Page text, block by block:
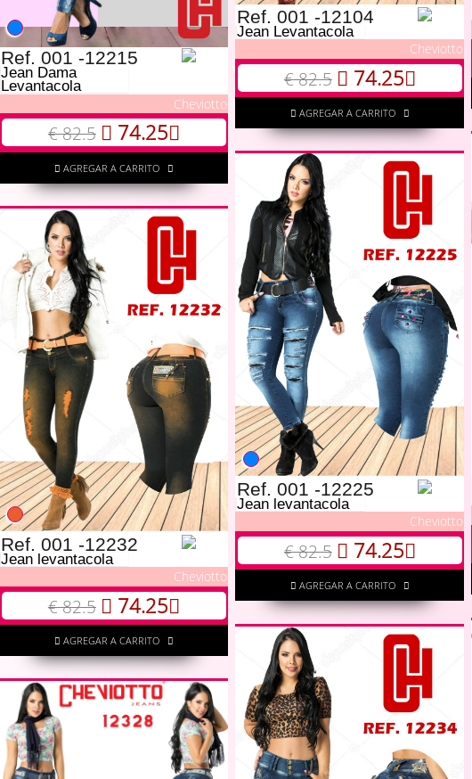
Ref. 001 -12215
Jean Dama
Levantacola
Cheviotto
€ 82.5 74.25
AGREGAR A CARRITO
Ref. 001 -12104
Jean Levantacola
Cheviotto
€ 82.5 74.25
AGREGAR A CARRITO
Ref. 001 -12225
Jean levantacola
Cheviotto
€ 82.5 74.25
AGREGAR A CARRITO
Ref. 001 -12232
Jean levantacola
Cheviotto
€ 82.5 74.25
AGREGAR A CARRITO